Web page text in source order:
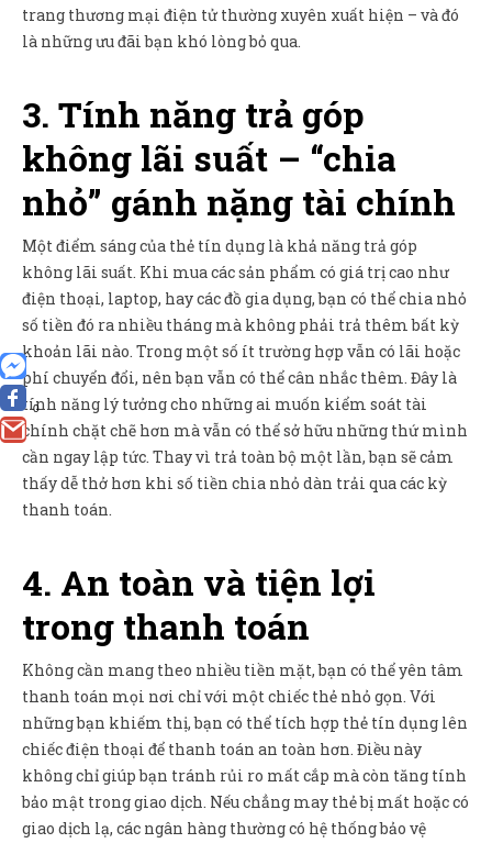
0
trang thương mại điện tử thường xuyên xuất hiện – và đó
là những ưu đãi bạn khó lòng bỏ qua.
3. Tính năng trả góp
không lãi suất – “chia
nhỏ” gánh nặng tài chính
Một điểm sáng của thẻ tín dụng là khả năng trả góp
không lãi suất. Khi mua các sản phẩm có giá trị cao như
điện thoại, laptop, hay các đồ gia dụng, bạn có thể chia nhỏ
số tiền đó ra nhiều tháng mà không phải trả thêm bất kỳ
khoản lãi nào. Trong một số ít trường hợp vẫn có lãi hoặc
phí chuyển đổi, nên bạn vẫn có thể cân nhắc thêm. Đây là
tính năng lý tưởng cho những ai muốn kiểm soát tài
chính chặt chẽ hơn mà vẫn có thể sở hữu những thứ mình
cần ngay lập tức. Thay vì trả toàn bộ một lần, bạn sẽ cảm
thấy dễ thở hơn khi số tiền chia nhỏ dàn trải qua các kỳ
thanh toán.
4. An toàn và tiện lợi
trong thanh toán
Không cần mang theo nhiều tiền mặt, bạn có thể yên tâm
thanh toán mọi nơi chỉ với một chiếc thẻ nhỏ gọn. Với
những bạn khiếm thị, bạn có thể tích hợp thẻ tín dụng lên
chiếc điện thoại để thanh toán an toàn hơn. Điều này
không chỉ giúp bạn tránh rủi ro mất cắp mà còn tăng tính
bảo mật trong giao dịch. Nếu chẳng may thẻ bị mất hoặc có
giao dịch lạ, các ngân hàng thường có hệ thống bảo vệ